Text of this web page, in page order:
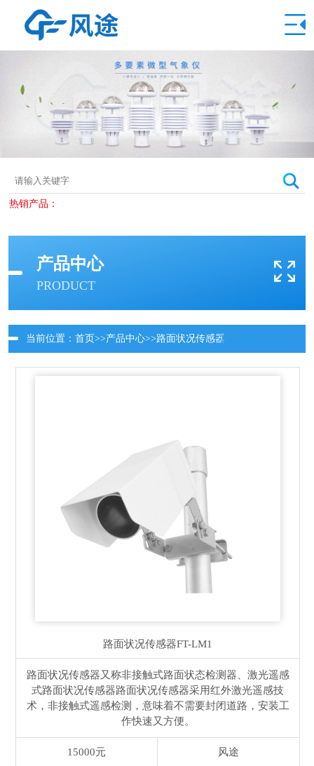
热销产品：
产品中心
PRODUCT
当前位置： 首页>>产品中心>>路面状况传感器更新时间：2026-08-07
路面状况传感器FT-LM1
路面状况传感器又称非接触式路面状态检测器、激光遥感
式路面状况传感器路面状况传感器采用红外激光遥感技
术，非接触式遥感检测，意味着不需要封闭道路，安装工
作快速又方便。
15000元 风途